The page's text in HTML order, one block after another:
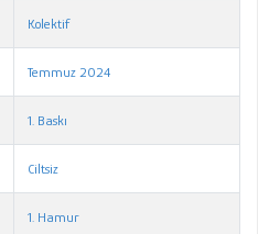
Kolektif
Temmuz 2024
1. Baskı
Ciltsiz
1. Hamur